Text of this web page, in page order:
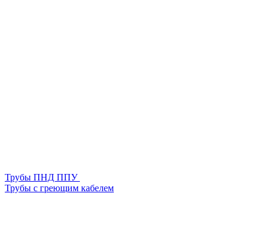
Трубы ПНД ППУ
Трубы с греющим кабелем